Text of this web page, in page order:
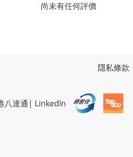
尚未有任何評價
隱私條款